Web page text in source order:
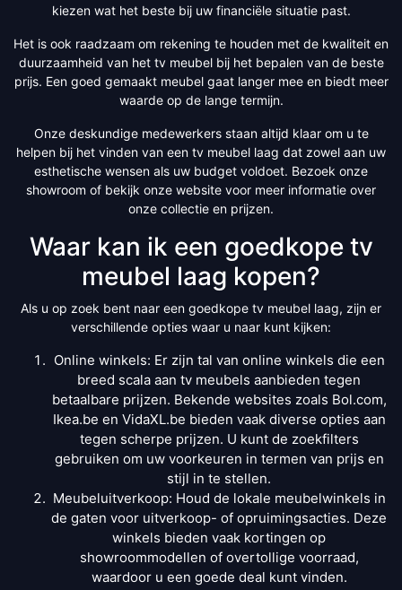
kiezen wat het beste bij uw financiële situatie past.
Het is ook raadzaam om rekening te houden met de kwaliteit en
duurzaamheid van het tv meubel bij het bepalen van de beste
prijs. Een goed gemaakt meubel gaat langer mee en biedt meer
waarde op de lange termijn.
Onze deskundige medewerkers staan altijd klaar om u te
helpen bij het vinden van een tv meubel laag dat zowel aan uw
esthetische wensen als uw budget voldoet. Bezoek onze
showroom of bekijk onze website voor meer informatie over
onze collectie en prijzen.
Waar kan ik een goedkope tv
meubel laag kopen?
Als u op zoek bent naar een goedkope tv meubel laag, zijn er
verschillende opties waar u naar kunt kijken:
Online winkels: Er zijn tal van online winkels die een
breed scala aan tv meubels aanbieden tegen
betaalbare prijzen. Bekende websites zoals Bol.com,
Ikea.be en VidaXL.be bieden vaak diverse opties aan
tegen scherpe prijzen. U kunt de zoekfilters
gebruiken om uw voorkeuren in termen van prijs en
stijl in te stellen.
Meubeluitverkoop: Houd de lokale meubelwinkels in
de gaten voor uitverkoop- of opruimingsacties. Deze
winkels bieden vaak kortingen op
showroommodellen of overtollige voorraad,
waardoor u een goede deal kunt vinden.